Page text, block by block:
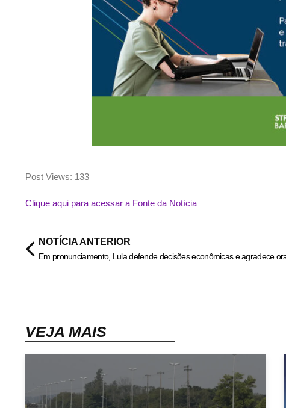
Post Views: 133
Clique aqui para acessar a Fonte da Notícia
NOTÍCIA ANTERIOR
Em pronunciamento, Lula defende decisões econômicas e agradece
VEJA MAIS